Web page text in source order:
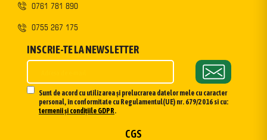
0761 781 890
0755 267 175
INSCRIE-TE LA NEWSLETTER
Sunt de acord cu utilizarea și prelucrarea datelor mele cu caracter
personal, în conformitate cu Regulamentul(UE) nr. 679/2016 si cu:
termenii și condițiile GDPR.
CGS